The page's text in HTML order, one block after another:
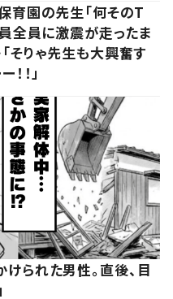
育園の先生「何そのT
全員に激震が走ったま
そりゃ先生も大興奮す
！」
られた男性。直後、目